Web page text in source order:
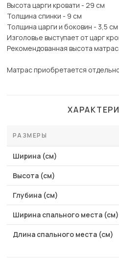
Высота царги кровати - 29 см
Толщина спинки - 9 см
Толщина царги и боковин - 3,5 см
Изголовье выступает от царг
Рекомендованная высота
Матрас приобретается
РАЗМЕРЫ
Ширина (см)
Высота (см)
Глубина (см)
Ширина спального места (см)
Длина спального места (см)